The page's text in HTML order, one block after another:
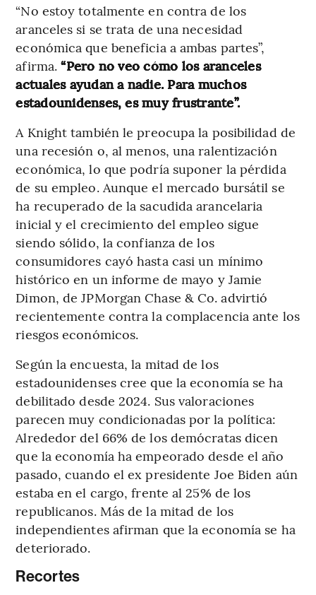
“No estoy totalmente en contra de los
aranceles si se trata de una necesidad
económica que beneficia a ambas partes”,
afirma. “Pero no veo cómo los aranceles
actuales ayudan a nadie. Para muchos
estadounidenses, es muy frustrante”.
A Knight también le preocupa la posibilidad de
una recesión o, al menos, una ralentización
económica, lo que podría suponer la pérdida
de su empleo. Aunque el mercado bursátil se
ha recuperado de la sacudida arancelaria
inicial y el crecimiento del empleo sigue
siendo sólido, la confianza de los
consumidores cayó hasta casi un mínimo
histórico en un informe de mayo y Jamie
Dimon, de JPMorgan Chase & Co. advirtió
recientemente contra la complacencia ante los
riesgos económicos.
Según la encuesta, la mitad de los
estadounidenses cree que la economía se ha
debilitado desde 2024. Sus valoraciones
parecen muy condicionadas por la política:
Alrededor del 66% de los demócratas dicen
que la economía ha empeorado desde el año
pasado, cuando el ex presidente Joe Biden aún
estaba en el cargo, frente al 25% de los
republicanos. Más de la mitad de los
independientes afirman que la economía se ha
deteriorado.
Recortes